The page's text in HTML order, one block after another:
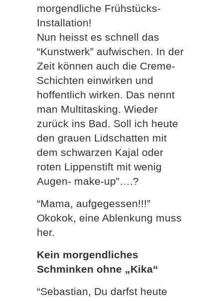
morgendliche Frühstücks-
Installation!
Nun heisst es schnell das
“Kunstwerk” aufwischen. In der
Zeit können auch die Creme-
Schichten einwirken und
hoffentlich wirken. Das nennt
man Multitasking. Wieder
zurück ins Bad. Soll ich heute
den grauen Lidschatten mit
dem schwarzen Kajal oder
roten Lippenstift mit wenig
Augen- make-up”….?
“Mama, aufgegessen!!!”
Okokok, eine Ablenkung muss
her.
Kein morgendliches
Schminken ohne „Kika“
“Sebastian, Du darfst heute